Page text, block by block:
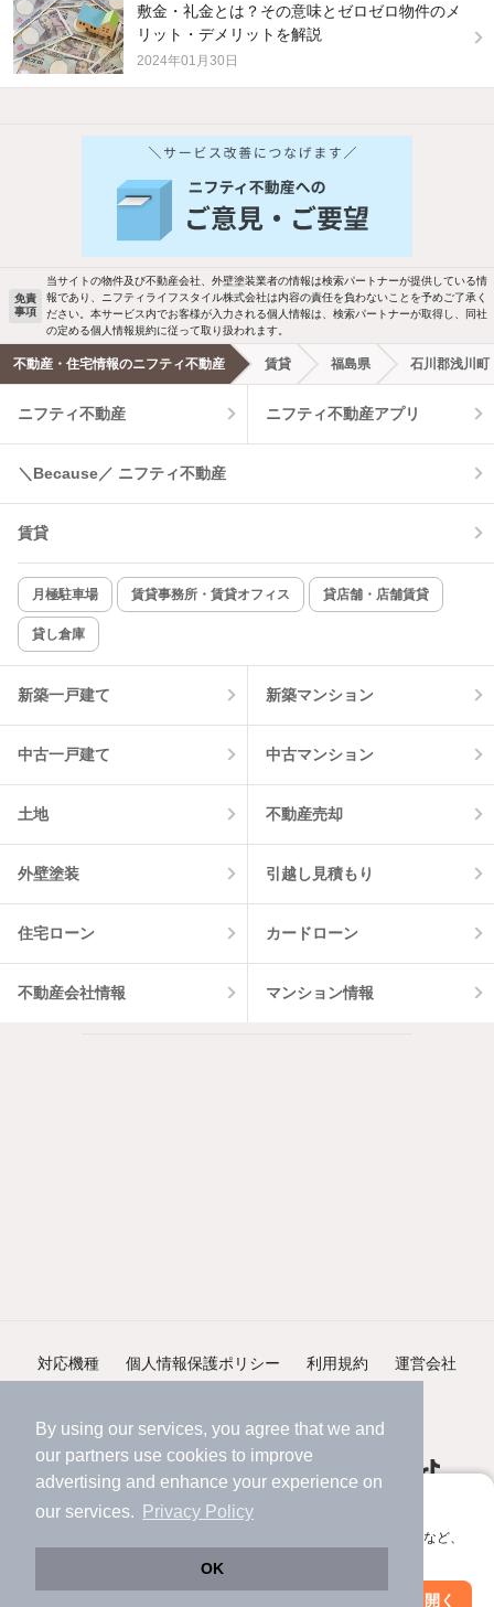
By using our services, you agree that we and
our partners use cookies to improve
advertising and enhance your experience on
our services.
Privacy Policy
OK
アプリに切り替えて、サクサクお部屋探し
会員登録なしですぐ使える。マップ検索やお気に入り保存など、
アプリを開く
敷金・礼金とは？その意味とゼロゼロ物件のメ
リット・デメリットを解説
2024年01月30日
他の人はこんな条件で絞り込んでいます！
バス・トイレ別 2階以上
駐車場あり ペット相談
洗濯機置場あり 独立洗面台
エアコンあり 都市ガス
温水洗浄便座 オートロック
コンロ2口以上
新着のみ インターネット無料
該当件数:
3
新着物件メール通知
ご希望の条件の物件が見つかり次第、メ
新着メール通知を受け取る
免責
事項
当サイトの物件及び不動産会社、外壁塗装業者の情報は検索パートナーが提供している情
報であり、ニフティライフスタイル株式会社は内容の責任を負わないことを予めご了承く
ださい。本サービス内でお客様が入力される個人情報は、検索パートナーが取得し、同社
の定める個人情報規約に従って取り扱われます。
不動産・住宅情報のニフティ不動産 賃貸 福島県 石川郡浅川町
ニフティ不動産 ニフティ不動産アプリ
＼Because／ ニフティ不動産
賃貸
月極駐車場 賃貸事務所・賃貸オフィス 貸店舗・店舗賃貸
貸し倉庫
新築一戸建て 新築マンション
中古一戸建て 中古マンション
土地 不動産売却
外壁塗装 引越し見積もり
住宅ローン カードローン
不動産会社情報 マンション情報
対応機種 個人情報保護ポリシー 利用規約 運営会社
©NIFTY Lifestyle Co., Ltd.